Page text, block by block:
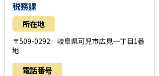
税務課
所在地
〒509-0292 岐阜県可児市広見一丁目1番
地
電話番号